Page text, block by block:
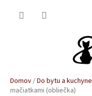
Domov/Do bytu a kuchyne
mačiatkami (obliečka)